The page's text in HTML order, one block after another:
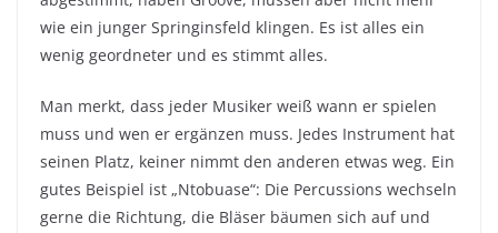
wie ein junger Springinsfeld klingen. Es ist alles ein
wenig geordneter und es stimmt alles.
Man merkt, dass jeder Musiker weiß wann er spielen
muss und wen er ergänzen muss. Jedes Instrument hat
seinen Platz, keiner nimmt den anderen etwas weg. Ein
gutes Beispiel ist „Ntobuase“: Die Percussions wechseln
gerne die Richtung, die Bläser bäumen sich auf und